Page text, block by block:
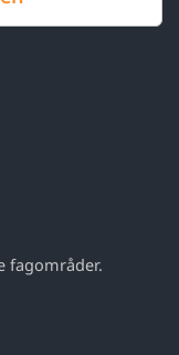
fagområder.